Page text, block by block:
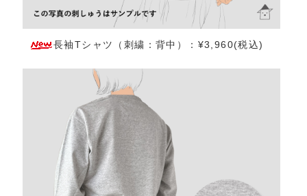
長袖Tシャツ（刺繍：背中）：¥3,960(税込)